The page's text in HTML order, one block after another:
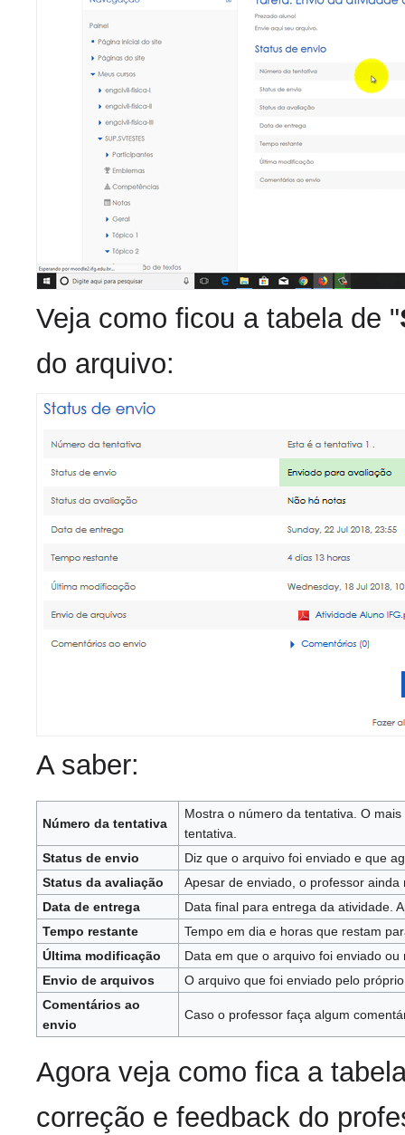
Veja como ficou a tabela de "
do arquivo:
A saber:
Número da tentativa
Mostra o número da tentativa. O
tentativa.
Status de envio
Diz que o arquivo foi enviado e que
Status da avaliação
Apesar de enviado, o professor
Data de entrega
Data final para entrega da atividade.
Tempo restante
Tempo em dia e horas que restam
Última modificação
Data em que o arquivo foi enviado
Envio de arquivos
O arquivo que foi enviado pelo
Comentários ao
envio
Caso o professor faça algum
Agora veja como fica a
correção e feedback do